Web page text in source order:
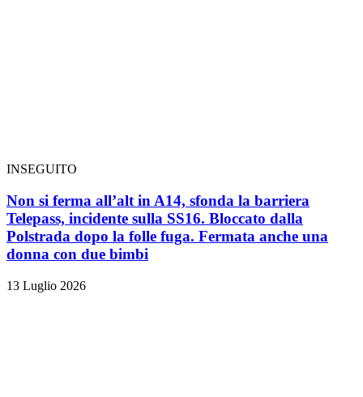
INSEGUITO
Non si ferma all’alt in A14, sfonda la barriera
Telepass, incidente sulla SS16. Bloccato dalla
Polstrada dopo la folle fuga. Fermata anche una
donna con due bimbi
13 Luglio 2026